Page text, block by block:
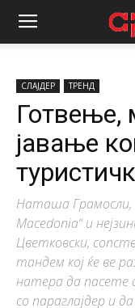
СЛАЈДЕР ТРЕНД
Готвење,
јавање
Наташа Грамосли,
Macedonia“ и
Цветковски,
тандем кој ќе ве
натера да пасете
со параглајдер и